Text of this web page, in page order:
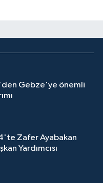
Gebze'ye önemli
Zafer Ayabakan
Yardımcısı